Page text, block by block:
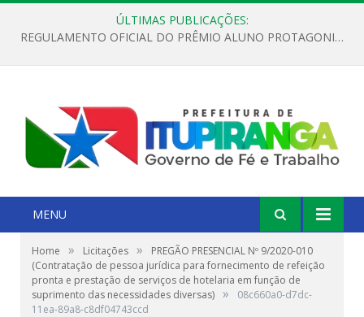
ÚLTIMAS PUBLICAÇÕES:
REGULAMENTO OFICIAL DO PRÊMIO ALUNO PROTAGONISTA – EDIÇÃO 2026
MENU
Home » Licitações »
PREGÃO PRESENCIAL Nº 9/2020-010
(Contratação de pessoa jurídica para fornecimento de refeição
pronta e prestação de serviços de hotelaria em função de
suprimento das necessidades diversas) »
08c660a0-d7dc-
11ea-89a8-c8df04743ccd